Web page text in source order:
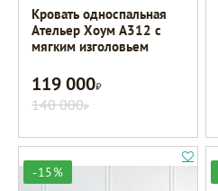
Кровать односпальная
Ательер Хоум A312 с
мягким изголовьем
119 000Р
140 000Р
-15%